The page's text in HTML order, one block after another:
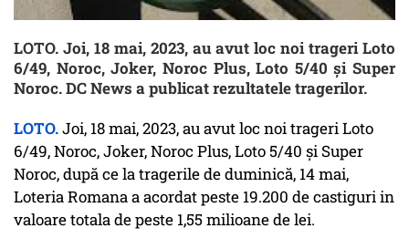
LOTO. Joi, 18 mai, 2023, au avut loc noi trageri Loto
6/49, Noroc, Joker, Noroc Plus, Loto 5/40 și Super
Noroc. DC News a publicat rezultatele tragerilor.
LOTO.Joi, 18 mai, 2023, au avut loc noi trageri Loto
6/49, Noroc, Joker, Noroc Plus, Loto 5/40 și Super
Noroc, după ce la tragerile de duminică, 14 mai,
Loteria Romana a acordat peste 19.200 de castiguri in
valoare totala de peste 1,55 milioane de lei.